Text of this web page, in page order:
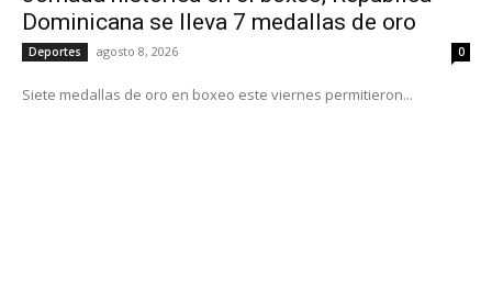
Dominicana se lleva 7 medallas de oro
Deportes agosto 8, 2026 0
Siete medallas de oro en boxeo este viernes permitieron...